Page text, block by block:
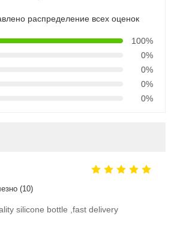
распределение всех оценок
100%
0%
0%
0%
0%
(10)
silicone bottle ,fast delivery